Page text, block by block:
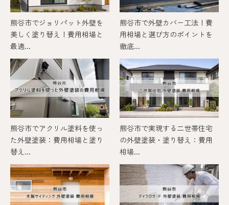
熊谷市でジョリパット外壁を
美しく塗り替え！費用相場と
最適...
熊谷市で外壁カバー工法！費
用相場と選び方のポイントを
徹底...
熊谷市でアクリル塗料を使っ
た外壁塗装：費用相場と塗り
替え...
熊谷市で実現する二世帯住宅
の外壁塗装・塗り替え：費用
相場...